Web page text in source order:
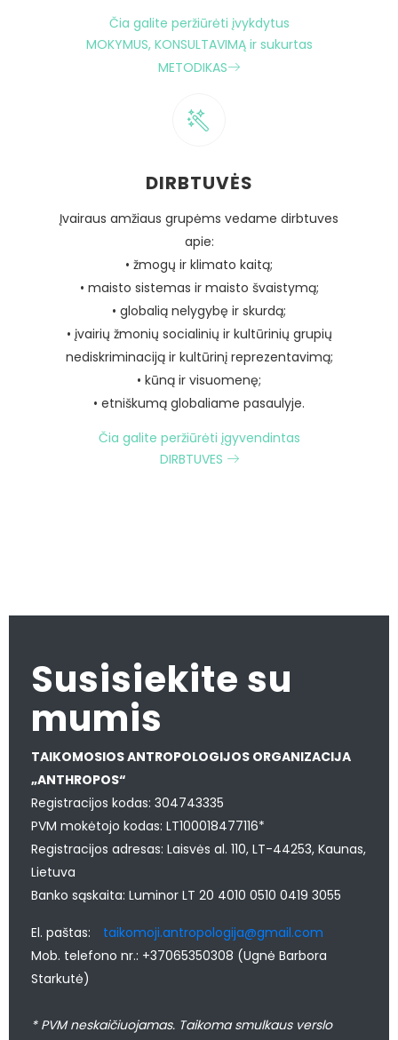
Čia galite peržiūrėti įvykdytus
MOKYMUS, KONSULTAVIMĄ ir sukurtas
METODIKAS
DIRBTUVĖS
Įvairaus amžiaus grupėms vedame dirbtuves
apie:
• žmogų ir klimato kaitą;
• maisto sistemas ir maisto švaistymą;
• globalią nelygybę ir skurdą;
• įvairių žmonių socialinių ir kultūrinių grupių
nediskriminaciją ir kultūrinį reprezentavimą;
• kūną ir visuomenę;
• etniškumą globaliame pasaulyje.
Čia galite peržiūrėti įgyvendintas
DIRBTUVES
Susisiekite su
mumis
TAIKOMOSIOS ANTROPOLOGIJOS ORGANIZACIJA
„ANTHROPOS“
Registracijos kodas: 304743335
PVM mokėtojo kodas: LT100018477116*
Registracijos adresas: Laisvės al. 110, LT-44253, Kaunas,
Lietuva
Banko sąskaita: Luminor LT 20 4010 0510 0419 3055
El. paštas:
taikomoji.antropologija@gmail.com
Mob. telefono nr.: +37065350308 (Ugnė Barbora
Starkutė)
* PVM neskaičiuojamas. Taikoma smulkaus verslo